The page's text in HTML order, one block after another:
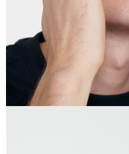
由本公司與您本人進行分期帳單所
3.完整用戶服務條款，請詳閱以下
是否繳費成功／繳費後需取消欲退
客戶支援中心」
https://
【注意事項】
１．透過由恩沛科技股份有限公司
易，需依本服務之必要範圍內提供
權轉讓予恩沛科技股份有限公司。
２．關於個人資料處理事宜，請瀏
https://aftee.tw/terms/#terms3
３．未成年的使用者請事先徵得法
每筆NT$65，滿NT$899(含以上
999元萊爾富取貨付款
每筆NT$65，滿NT$999(含以上
萊爾富取貨付款【優惠】
每筆NT$65，滿NT$999(含以上